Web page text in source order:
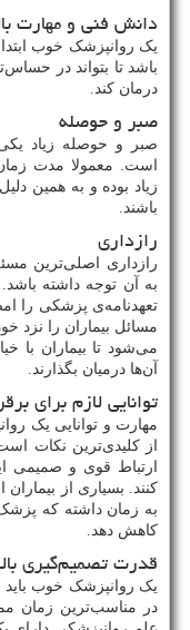
دانش فنی و مهارت
یک روانپزشک خوب
باشد تا بتواند در
درمان کند.
صبر و حوصله
صبر و حوصله زیاد
است. معمولا مدت زمان
زیاد بوده و به همین
باشند.
رازداری
رازداری اصلی‌ترین
به آن توجه داشته
تعهدنامه‌ی پزشکی را
مسائل بیماران را نزد
می‌شود تا بیماران با
آن‌ها درمیان بگذارند.
توانایی لازم برای
مهارت و توانایی یک
از کلیدی‌ترین نکات
ارتباط قوی و صمیمی
کنند. بسیاری از بیماران
به زمان داشته که
کاهش دهد.
قدرت تصمیم‌گیری
یک روانپزشک خوب باید